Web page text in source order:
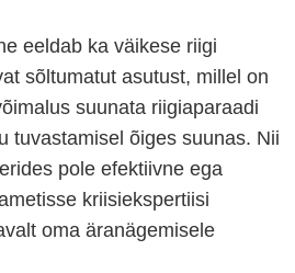
eeldab ka väikese riigi
sõltumatut asutust, millel on
suunata riigiaparaadi
tuvastamisel õiges suunas. Nii
pole efektiivne ega
kriisiekspertiisi
oma äranägemisele